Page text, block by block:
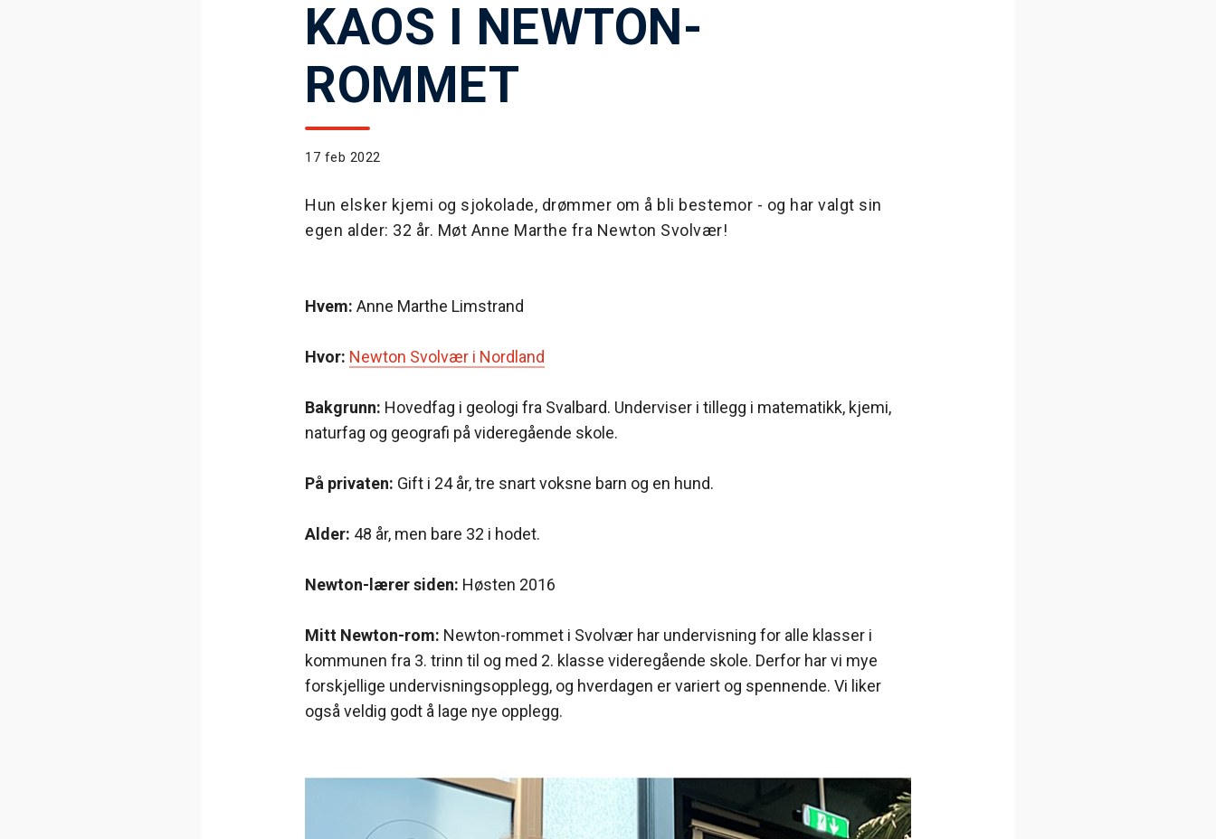
KAOS I NEWTON-
ROMMET
17 feb 2022
Hun elsker kjemi og sjokolade, drømmer om å bli bestemor - og har valgt sin
egen alder: 32 år. Møt Anne Marthe fra Newton Svolvær!
Hvem: Anne Marthe Limstrand
Hvor: Newton Svolvær i Nordland
Bakgrunn: Hovedfag i geologi fra Svalbard. Underviser i tillegg i matematikk, kjemi,
naturfag og geografi på videregående skole.
På privaten: Gift i 24 år, tre snart voksne barn og en hund.
Alder: 48 år, men bare 32 i hodet.
Newton-lærer siden: Høsten 2016
Mitt Newton-rom: Newton-rommet i Svolvær har undervisning for alle klasser i
kommunen fra 3. trinn til og med 2. klasse videregående skole. Derfor har vi mye
forskjellige undervisningsopplegg, og hverdagen er variert og spennende. Vi liker
også veldig godt å lage nye opplegg.